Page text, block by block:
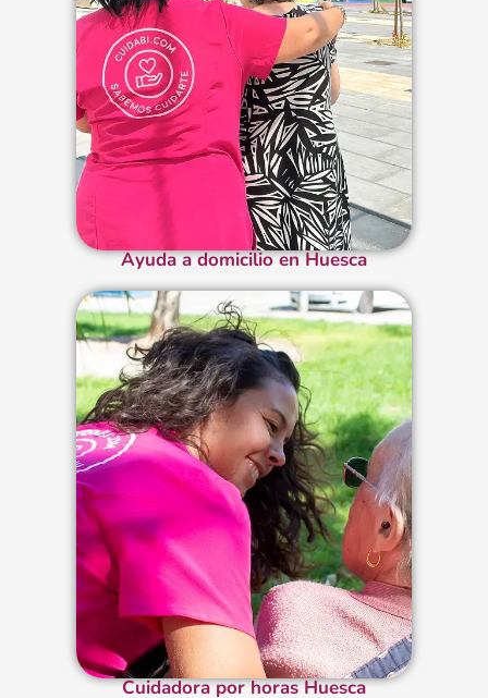
Ayuda a domicilio en Huesca
Cuidadora por horas Huesca